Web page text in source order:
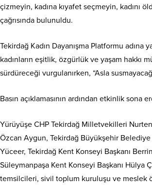
çizmeyin, kadına kıyafet seçmeyin, kadını
çağrısında bulunuldu.
Tekirdağ Kadın Dayanışma Platformu adına
kadınların eşitlik, özgürlük ve yaşam hakkı
sürdüreceği vurgulanırken, “Asla
Basın açıklamasının ardından etkinlik sona
Yürüyüşe CHP Tekirdağ Milletvekilleri
Özcan Aygun, Tekirdağ Büyükşehir Belediye
Yüceer, Tekirdağ Kent Konseyi Başkanı
Süleymanpaşa Kent Konseyi Başkanı Hülya
temsilcileri, sivil toplum kuruluşu ve meslek